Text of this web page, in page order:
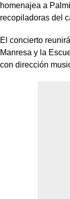
homenajea a
recopiladoras del
El concierto
Manresa y la
con dirección